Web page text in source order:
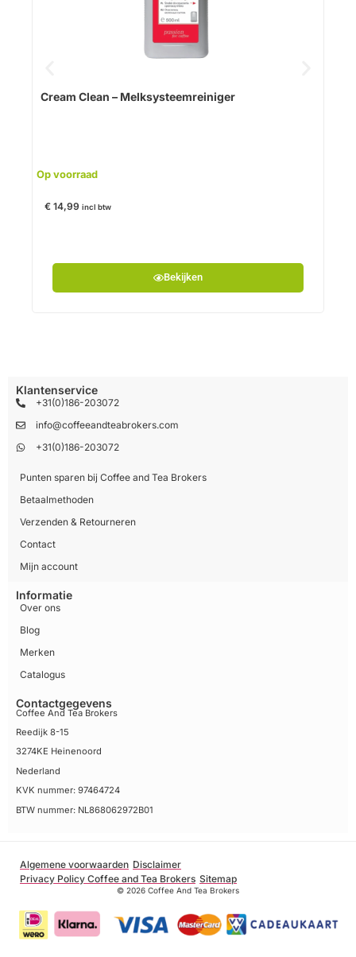
Cream Clean – Melksysteemreiniger
Op voorraad
€ 14,99 incl btw
Bekijken
Klantenservice
+31(0)186-203072
info@coffeeandteabrokers.com
+31(0)186-203072
Punten sparen bij Coffee and Tea Brokers
Betaalmethoden
Verzenden & Retourneren
Contact
Mijn account
Informatie
Over ons
Blog
Merken
Catalogus
Contactgegevens
Coffee And Tea Brokers
Reedijk 8-15
3274KE Heinenoord
Nederland
KVK nummer: 97464724
BTW nummer: NL868062972B01
Algemene voorwaarden Disclaimer
Privacy Policy Coffee and Tea Brokers Sitemap
© 2026 Coffee And Tea Brokers